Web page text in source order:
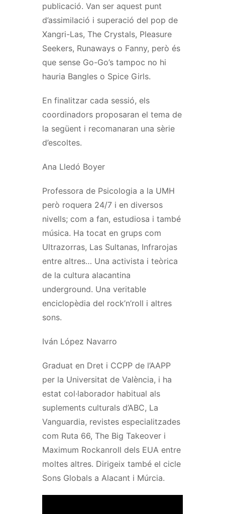
publicació. Van ser aquest punt
d’assimilació i superació del pop de
Xangri-Las, The Crystals, Pleasure
Seekers, Runaways o Fanny, però és
que sense Go-Go’s tampoc no hi
hauria Bangles o Spice Girls.
En finalitzar cada sessió, els
coordinadors proposaran el tema de
la següent i recomanaran una sèrie
d’escoltes.
Ana Lledó Boyer
Professora de Psicologia a la UMH
però roquera 24/7 i en diversos
nivells; com a fan, estudiosa i també
música. Ha tocat en grups com
Ultrazorras, Las Sultanas, Infrarojas
entre altres… Una activista i teòrica
de la cultura alacantina
underground. Una veritable
enciclopèdia del rock’n’roll i altres
sons.
Iván López Navarro
Graduat en Dret i CCPP de l’AAPP
per la Universitat de València, i ha
estat col·laborador habitual als
suplements culturals d’ABC, La
Vanguardia, revistes especialitzades
com Ruta 66, The Big Takeover i
Maximum Rockanroll dels EUA entre
moltes altres. Dirigeix també el cicle
Sons Globals a Alacant i Múrcia.